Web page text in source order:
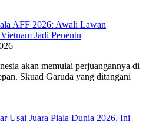
AFF 2026: Awali Lawan
Jadi Penentu
akan memulai perjuangannya di
Skuad Garuda yang ditangani
Usai Juara Piala Dunia 2026, Ini